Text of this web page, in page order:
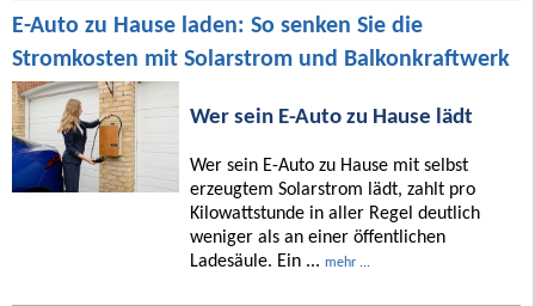
E-Auto zu Hause laden: So senken Sie die
Stromkosten mit Solarstrom und Balkonkraftwerk
Wer sein E-Auto zu Hause lädt
Wer sein E-Auto zu Hause mit selbst
erzeugtem Solarstrom lädt, zahlt pro
Kilowattstunde in aller Regel deutlich
weniger als an einer öffentlichen
Ladesäule. Ein ... mehr ...